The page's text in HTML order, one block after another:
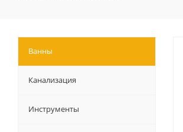
Ванны
Канализация
Инструменты